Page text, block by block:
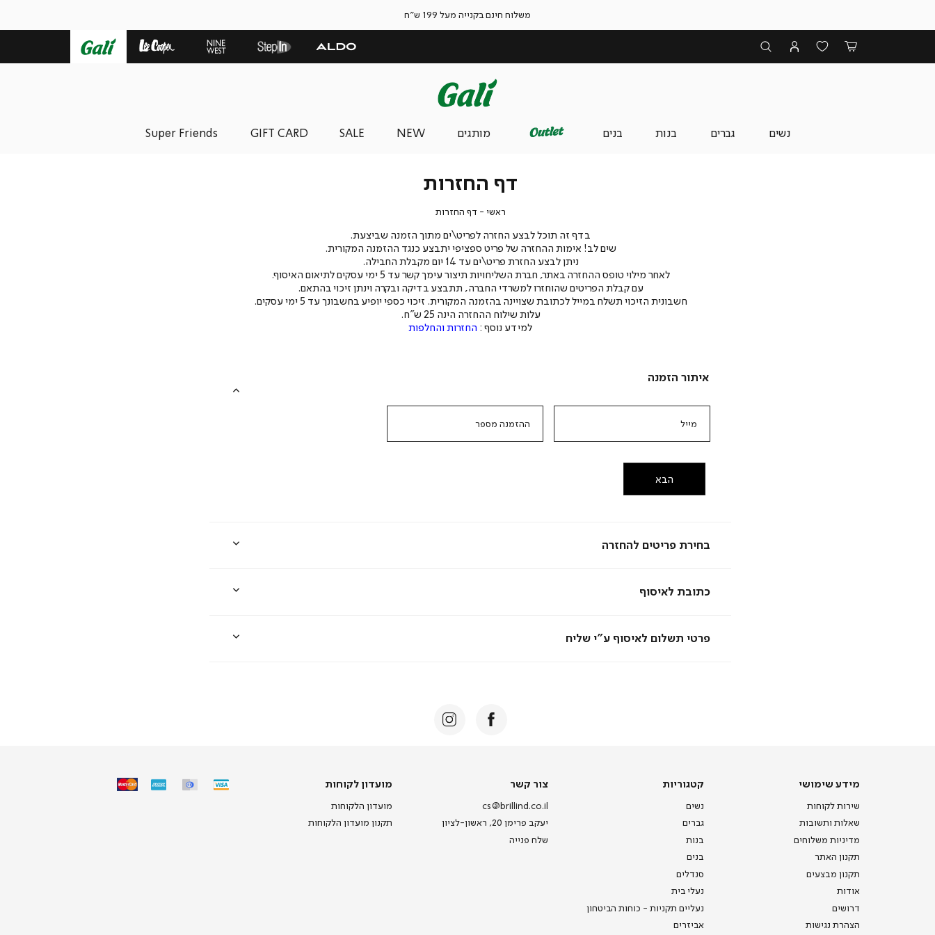
משלוח חינם בקנייה מעל 199 ש"ח
נשים גברים בנות בנים מותגים NEW
SALE
GIFT CARD
Super Friends
דף החזרות
ראשי ראשידף החזרותדף
בדף זה תוכל לבצע החזרה לפריט\ים מתוך הזמנה שביצעת.
שים לב! אימות ההחזרה של פריט ספציפי יתבצע כנגד ההזמנה המקורית.
ניתן לבצע החזרת פריט\ים עד 14 יום מקבלת החבילה.
לאחר מילוי טופס ההחזרה באתר, חברת השליחויות תיצור עימך קשר עד 5 ימי עסקים לתיאום האיסוף.
עם קבלת הפריטים שהוחזרו למשרדי החברה, תתבצע בדיקה ובקרה וינתן זיכוי בהתאם.
חשבונית הזיכוי תשלח במייל לכתובת שצויינה בהזמנה המקורית. זיכוי כספי יופיע בחשבונך עד 5 ימי עסקים.
עלות שילוח ההחזרה הינה 25 ש"ח.
למידע נוסף : החזרות והחלפות
איתור הזמנה
מייל ההזמנה מספר
הבא
בחירת פריטים להחזרה
כתובת לאיסוף
פרטי תשלום לאיסוף ע"י שליח
מידע
מידע שימושי
שירות לקוחות
שאלות ותשובות
מדיניות משלוחים
תקנון האתר
תקנון מבצעים
אודות
דרושים
הצהרת נגישות
קטגוריות
קטגוריות
נשים
גברים
בנות
בנים
סנדלים
נעלי בית
נעליים תקניות - כוחות הביטחון
אביזרים
צור
צור קשר
cs@brillind.co.il
יעקב פרימן 20, ראשון-לציון
שלח פנייה
מועדון
מועדון לקוחות
מועדון הלקוחות
תקנון מועדון הלקוחות